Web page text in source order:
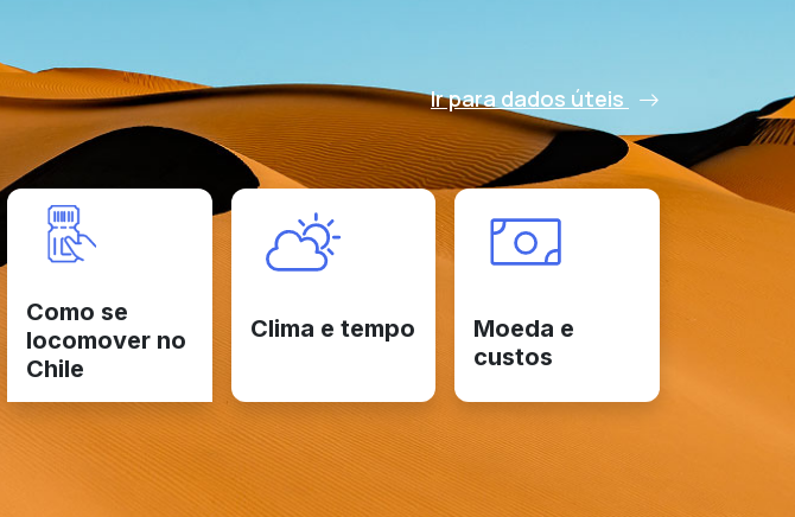
Ir para dados úteis
Como se
locomover no
Chile
Clima e tempo
Moeda e
custos